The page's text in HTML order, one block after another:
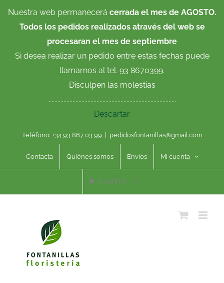
Nuestra web permanecerá cerrada el mes de AGOSTO.
Todos los pedidos realizados através del web se
procesaran el mes de septiembre
Si desea realizar un pedido entre estas fechas puede
llamarnos al tel. 93 8670399.
Disculpen las molestias
.....................................................................................
Descartar
Teléfono: +34 93 867 03 99 pedidosfontanillas@gmail.com
Contacta Quiénes somos Envíos Mi cuenta
CARRITO